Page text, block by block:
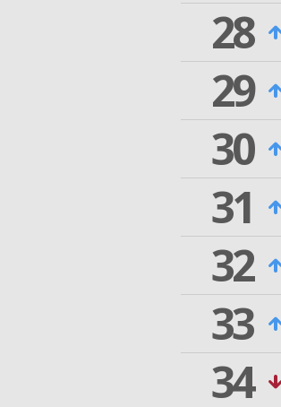
28
29
30
31
32
33
34